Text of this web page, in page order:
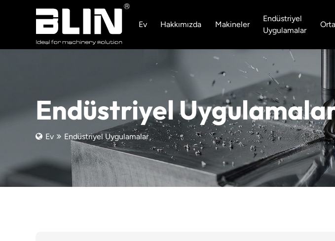
Ev Hakkımızda Makineler
Endüstriyel
Uygulamalar
Endüstriyel
Ev Endüstriyel Uygulamalar